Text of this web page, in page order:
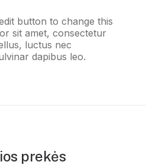
button to change this
sit amet, consectetur
luctus nec
dapibus leo.
prekės